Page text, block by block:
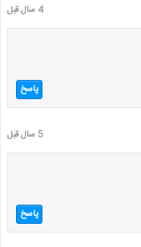
4 سال قبل
پاسخ
5 سال قبل
پاسخ